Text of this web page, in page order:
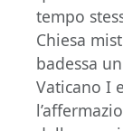
tempo
Chiesa
badessa
Vaticano I